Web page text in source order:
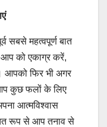
सबसे महत्वपूर्ण बात
को एकाग्र करें,
आपको फिर भी अगर
आप कुछ फलों के लिए
आत्मविश्वास
रूप से आप तनाव से